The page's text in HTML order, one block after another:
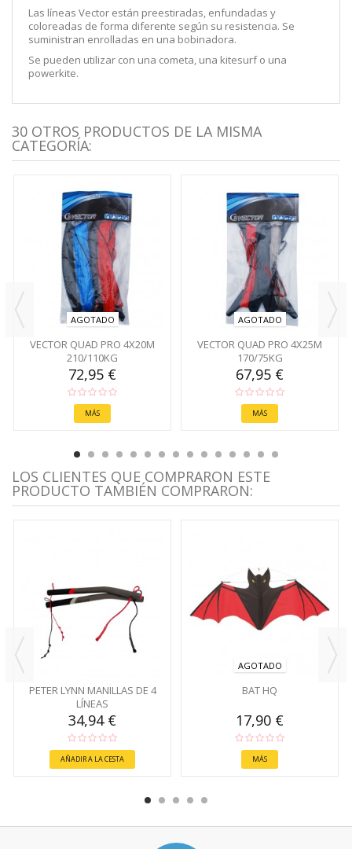
Las líneas Vector están preestiradas, enfundadas y
coloreadas de forma diferente según su resistencia. Se
suministran enrolladas en una bobinadora.
Se pueden utilizar con una cometa, una kitesurf o una
powerkite.
30 OTROS PRODUCTOS DE LA MISMA
CATEGORÍA:
AGOTADO
VECTOR QUAD PRO 4X20M
210/110KG
72,95 €
MÁS
AGOTADO
VECTOR QUAD PRO 4X25M
170/75KG
67,95 €
MÁS
LOS CLIENTES QUE COMPRARON ESTE
PRODUCTO TAMBIÉN COMPRARON:
PETER LYNN MANILLAS DE 4
LÍNEAS
34,94 €
AÑADIR A LA CESTA
AGOTADO
BAT HQ
17,90 €
MÁS